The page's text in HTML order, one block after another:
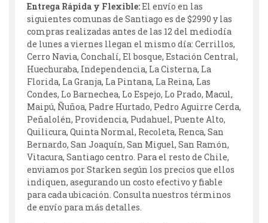
Entrega Rápida y Flexible:El envío en las
siguientes comunas de Santiago es de $2990 y las
compras realizadas antes de las 12 del mediodía
de lunes a viernes llegan el mismo día: Cerrillos,
Cerro Navia, Conchalí, El bosque, Estación Central,
Huechuraba, Independencia, La Cisterna, La
Florida, La Granja, La Pintana, La Reina, Las
Condes, Lo Barnechea, Lo Espejo, Lo Prado, Macul,
Maipú, Ñuñoa, Padre Hurtado, Pedro Aguirre Cerda,
Peñalolén, Providencia, Pudahuel, Puente Alto,
Quilicura, Quinta Normal, Recoleta, Renca, San
Bernardo, San Joaquín, San Miguel, San Ramón,
Vitacura, Santiago centro. Para el resto de Chile,
enviamos por Starken según los precios que ellos
indiquen, asegurando un costo efectivo y fiable
para cada ubicación. Consulta nuestros términos
de envío para más detalles.